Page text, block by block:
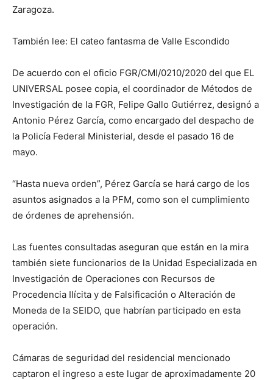
Zaragoza.
También lee: El cateo fantasma de Valle Escondido
De acuerdo con el oficio FGR/CMI/0210/2020 del que EL
UNIVERSAL posee copia, el coordinador de Métodos de
Investigación de la FGR, Felipe Gallo Gutiérrez, designó a
Antonio Pérez García, como encargado del despacho de
la Policía Federal Ministerial, desde el pasado 16 de
mayo.
“Hasta nueva orden”, Pérez García se hará cargo de los
asuntos asignados a la PFM, como son el cumplimiento
de órdenes de aprehensión.
Las fuentes consultadas aseguran que están en la mira
también siete funcionarios de la Unidad Especializada en
Investigación de Operaciones con Recursos de
Procedencia Ilícita y de Falsificación o Alteración de
Moneda de la SEIDO, que habrían participado en esta
operación.
Cámaras de seguridad del residencial mencionado
captaron el ingreso a este lugar de aproximadamente 20